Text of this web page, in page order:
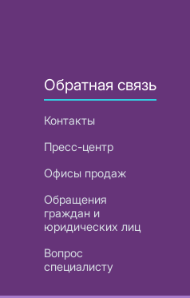
Обратная связь
Контакты
Пресс-центр
Офисы продаж
Обращения
граждан и
юридических лиц
Вопрос
специалисту